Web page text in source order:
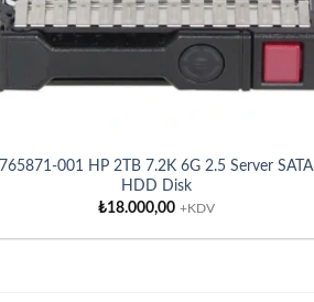
765871-001 HP 2TB 7.2K 6G 2.5 Server SATA
HDD Disk
₺18.000,00 +KDV